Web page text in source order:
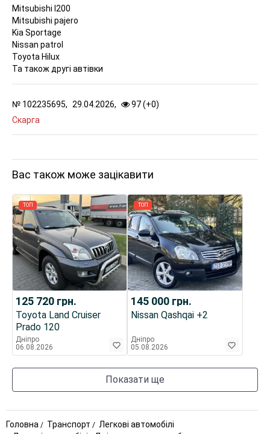
Mitsubishi l200
Mitsubishi pajero
Kia Sportage
Nissan patrol
Toyota Hilux
Та також другі автівки
№ 102235695, 29.04.2026, 97 (+0)
Скарга
Вас також може зацікавити
ТОП
125 720 грн.
Toyota Land Cruiser
Prado 120
Дніпро
06.08.2026
ТОП
145 000 грн.
Nissan Qashqai +2
Дніпро
05.08.2026
Показати ще
Головна Транспорт
Легкові автомобілі